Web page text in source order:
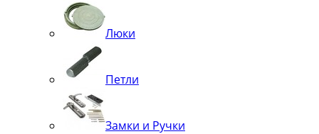
Люки
Петли
Замки и Ручки